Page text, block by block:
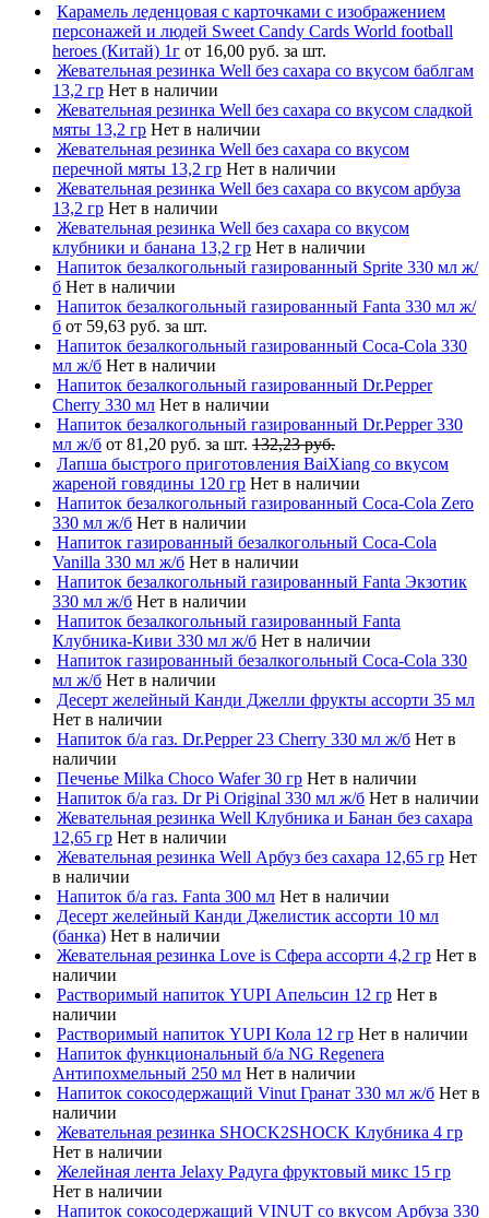
Карамель леденцовая с карточками с изображением
персонажей и людей Sweet Candy Cards World football
heroes (Китай) 1г от 16,00 руб. за шт.
Жевательная резинка Well без сахара со вкусом баблгам
13,2 гр Нет в наличии
Жевательная резинка Well без сахара со вкусом сладкой
мяты 13,2 гр Нет в наличии
Жевательная резинка Well без сахара со вкусом
перечной мяты 13,2 гр Нет в наличии
Жевательная резинка Well без сахара со вкусом арбуза
13,2 гр Нет в наличии
Жевательная резинка Well без сахара со вкусом
клубники и банана 13,2 гр Нет в наличии
Напиток безалкогольный газированный Sprite 330 мл ж/
б Нет в наличии
Напиток безалкогольный газированный Fanta 330 мл ж/
б от 59,63 руб. за шт.
Напиток безалкогольный газированный Coca-Cola 330
мл ж/б Нет в наличии
Напиток безалкогольный газированный Dr.Pepper
Cherry 330 мл Нет в наличии
Напиток безалкогольный газированный Dr.Pepper 330
мл ж/б от 81,20 руб. за шт. 132,23 руб.
Лапша быстрого приготовления BaiXiang со вкусом
жареной говядины 120 гр Нет в наличии
Напиток безалкогольный газированный Coca-Cola Zero
330 мл ж/б Нет в наличии
Напиток газированный безалкогольный Coca-Cola
Vanilla 330 мл ж/б Нет в наличии
Напиток безалкогольный газированный Fanta Экзотик
330 мл ж/б Нет в наличии
Напиток безалкогольный газированный Fanta
Клубника-Киви 330 мл ж/б Нет в наличии
Напиток газированный безалкогольный Coca-Cola 330
мл ж/б Нет в наличии
Десерт желейный Канди Джелли фрукты ассорти 35 мл
Нет в наличии
Напиток б/а газ. Dr.Pepper 23 Cherry 330 мл ж/б Нет в
наличии
Печенье Milka Choco Wafer 30 гр Нет в наличии
Напиток б/а газ. Dr Pi Original 330 мл ж/б Нет в наличии
Жевательная резинка Well Клубника и Банан без сахара
12,65 гр Нет в наличии
Жевательная резинка Well Арбуз без сахара 12,65 гр Нет
в наличии
Напиток б/а газ. Fanta 300 мл Нет в наличии
Десерт желейный Канди Джелистик ассорти 10 мл
(банка) Нет в наличии
Жевательная резинка Love is Сфера ассорти 4,2 гр Нет в
наличии
Растворимый напиток YUPI Апельсин 12 гр Нет в
наличии
Растворимый напиток YUPI Кола 12 гр Нет в наличии
Напиток функциональный б/а NG Regenera
Антипохмельный 250 мл Нет в наличии
Напиток сокосодержащий Vinut Гранат 330 мл ж/б Нет в
наличии
Жевательная резинка SHOCK2SHOCK Клубника 4 гр
Нет в наличии
Желейная лента Jelaxy Радуга фруктовый микс 15 гр
Нет в наличии
Напиток сокосодержащий VINUT со вкусом Арбуза 330